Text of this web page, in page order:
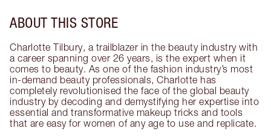
ABOUT THIS STORE
Charlotte Tilbury, a trailblazer in the beauty industry with
a career spanning over 26 years, is the expert when it
comes to beauty. As one of the fashion industry’s most
in-demand beauty professionals, Charlotte has
completely revolutionised the face of the global beauty
industry by decoding and demystifying her expertise into
essential and transformative makeup tricks and tools
that are easy for women of any age to use and replicate.